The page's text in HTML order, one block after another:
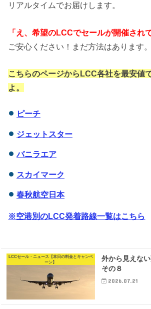
リアルタイムでお届けします。
「え、希望のLCCでセールが開催され
ご安心ください！まだ方法はあります。
こちらのページからLCC各社を最安値
よ。
ピーチ
ジェットスター
バニラエア
スカイマーク
春秋航空日本
※空港別のLCC発着路線一覧はこちら
LCCセール・ニュース【本日の料金とキャンペ
ーン】
外から見えな
その８
2026.07.21